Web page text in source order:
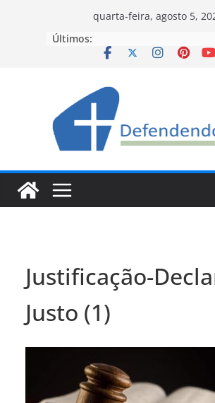
quarta-feira, agosto 5,
Últimos:
Justificação-
Justo (1)